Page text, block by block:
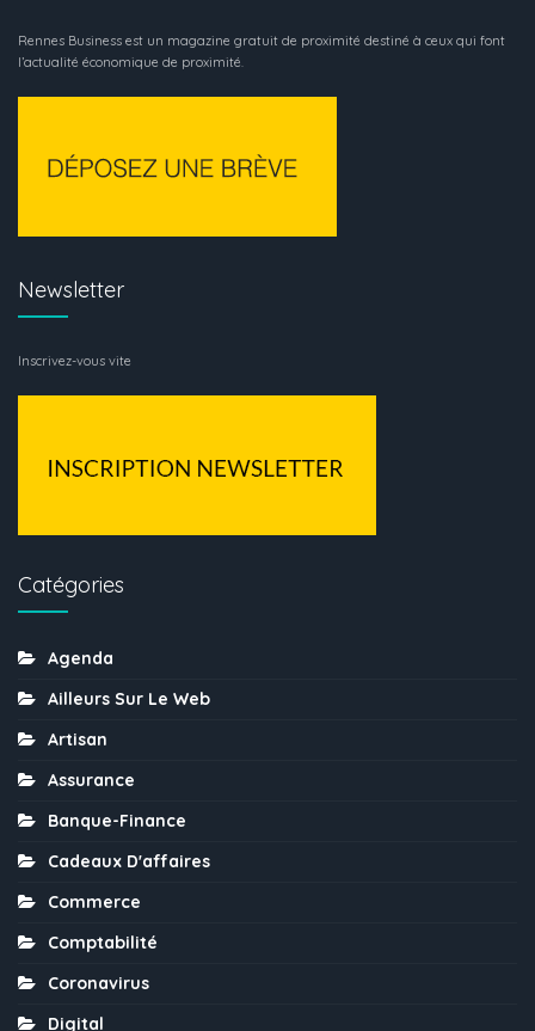
Rennes Business est un magazine gratuit de proximité destiné à ceux qui font
l’actualité économique de proximité.
Newsletter
Inscrivez-vous vite
Catégories
Agenda
Ailleurs Sur Le Web
Artisan
Assurance
Banque-Finance
Cadeaux D'affaires
Commerce
Comptabilité
Coronavirus
Digital